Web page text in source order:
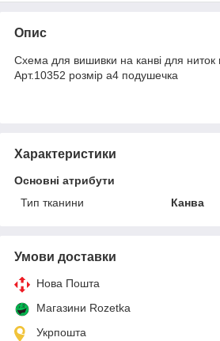
Опис
Схема для вишивки на канві для
Арт.10352 розмір а4 подушечка
Характеристики
Основні атрибути
Тип тканини
Канва
Умови доставки
Нова Пошта
Магазини Rozetka
Укрпошта